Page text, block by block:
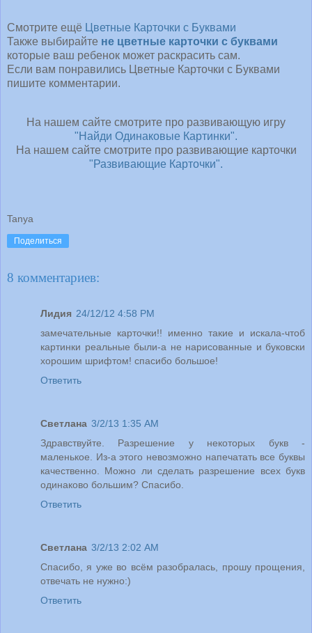
Смотрите ещё Цветные Карточки с Буквами
Также выбирайте не цветные карточки с буквами
которые ваш ребенок может раскрасить сам.
Если вам понравились Цветные Карточки с Буквами
пишите комментарии.
На нашем сайте смотрите про развивающую игру
"Найди Одинаковые Картинки".
На нашем сайте смотрите про развивающие карточки
"Развивающие Карточки".
Tanya
Поделиться
8 комментариев:
Лидия 24/12/12 4:58 PM
замечательные карточки!! именно такие и искала-чтоб
картинки реальные были-а не нарисованные и буковски
хорошим шрифтом! спасибо большое!
Ответить
Светлана 3/2/13 1:35 AM
Здравствуйте. Разрешение у некоторых букв -
маленькое. Из-а этого невозможно напечатать все буквы
качественно. Можно ли сделать разрешение всех букв
одинаково большим? Спасибо.
Ответить
Светлана 3/2/13 2:02 AM
Спасибо, я уже во всём разобралась, прошу прощения,
отвечать не нужно:)
Ответить